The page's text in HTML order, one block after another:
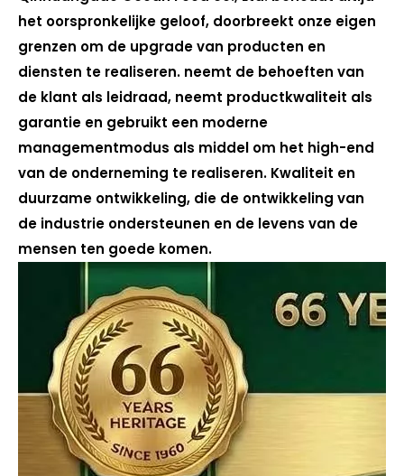
het oorspronkelijke geloof, doorbreekt onze eigen
grenzen om de upgrade van producten en
diensten te realiseren. neemt de behoeften van
de klant als leidraad, neemt productkwaliteit als
garantie en gebruikt een moderne
managementmodus als middel om het high-end
van de onderneming te realiseren. Kwaliteit en
duurzame ontwikkeling, die de ontwikkeling van
de industrie ondersteunen en de levens van de
mensen ten goede komen.